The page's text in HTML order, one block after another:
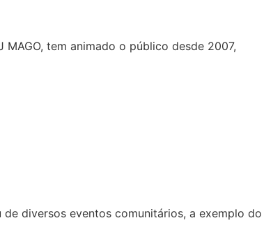
tem animado o público desde 2007,
diversos eventos comunitários, a exemplo do